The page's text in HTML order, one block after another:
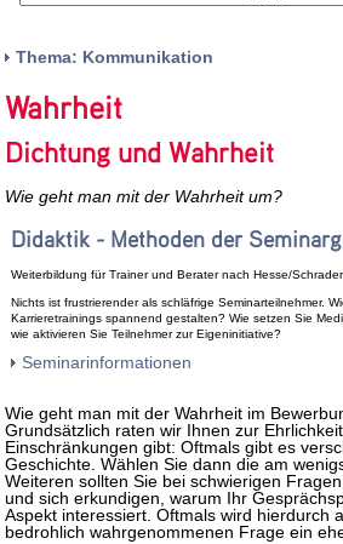
Thema: Kommunikation
Wahrheit
Dichtung und Wahrheit
Wie geht man mit der Wahrheit um?
Didaktik - Methoden der
Weiterbildung für Trainer und Berater nach Hesse/Schrader
Nichts ist frustrierender als schläfrige Seminarteilnehmer.
Karrieretrainings spannend gestalten? Wie setzen Sie
wie aktivieren Sie Teilnehmer zur Eigeninitiative?
Seminarinformationen
Wie geht man mit der Wahrheit im
Grundsätzlich raten wir Ihnen zur
Einschränkungen gibt: Oftmals gibt es
Geschichte. Wählen Sie dann die am
Weiteren sollten Sie bei schwierigen
und sich erkundigen, warum Ihr
Aspekt interessiert. Oftmals wird hierdurch
bedrohlich wahrgenommenen Frage ein